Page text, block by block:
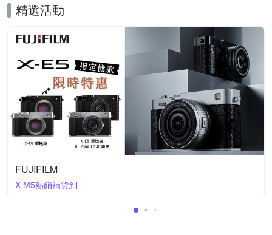
精選活動
FUJIFILM
X-M5熱銷補貨到